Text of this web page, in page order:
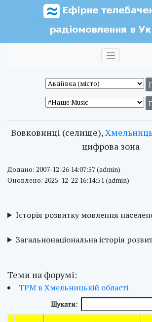
Вовковинці (селище),
цифрова зона
Додано: 2007-12-26 14:07:57 (admin)
Оновлено: 2025-12-22 16:14:51 (admin)
Історія розвитку мовлення
Загальнонаціональна історія
Теми на форумі:
ТРМ в Хмельницькій області
Шукати: